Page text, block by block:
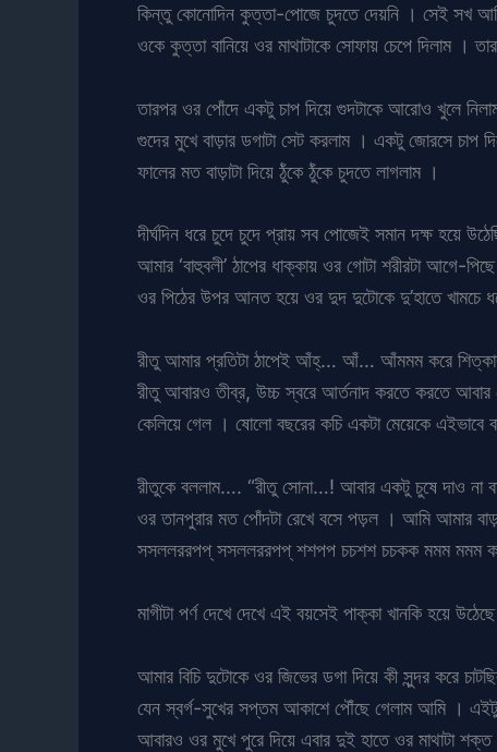
কিন্তু কোনোদিন কুত্তা-পোজে চুদতে দেয়নি । সেই সখ আমি
ওকে কুত্তা বানিয়ে ওর মাথাটাকে সোফায় চেপে দিলাম ।
তারপর ওর পোঁদে একটু চাপ দিয়ে গুদটাকে আরোও খুলে নিলাম
গুদের মুখে বাড়ার ডগাটা সেট করলাম । একটু জোরসে চাপ
ফালের মত বাড়াটা দিয়ে ঠুঁকে ঠুঁকে চুদতে লাগলাম ।
দীর্ঘদিন ধরে চুদে চুদে প্রায় সব পোজেই সমান দক্ষ
আমার ‘বাহুবলী’ ঠাপের ধাক্কায় ওর গোটা শরীরটা
ওর পিঠের উপর আনত হয়ে ওর দুদ দুটোকে দু’হাতে খামচে
রীতু আমার প্রতিটা ঠাপেই আঁহ্… আঁ… আঁমমম করে শিত্কার
রীতু আবারও তীব্র, উচ্চ স্বরে আর্তনাদ করতে করতে আবার
কেলিয়ে গেল । ষোলো বছরের কচি একটা মেয়েকে
রীতুকে বললাম…. “রীতু সোনা…! আবার একটু চুষে দাও না
ওর তানপুরার মত পোঁদটা রেখে বসে পড়ল । আমি আমার
সসললররপপ্ সসললররপপ্ শশপপ চচশশ চচকক মমম মমম
মাগীটা পর্ণ দেখে দেখে এই বয়সেই পাক্কা খানকি হয়ে
আমার বিচি দুটোকে ওর জিভের ডগা দিয়ে কী সুন্দর করে
যেন স্বর্গ-সুখের সপ্তম আকাশে পৌঁছে গেলাম আমি ।
আবারও ওর মুখে পুরে দিয়ে এবার দুই হাতে ওর